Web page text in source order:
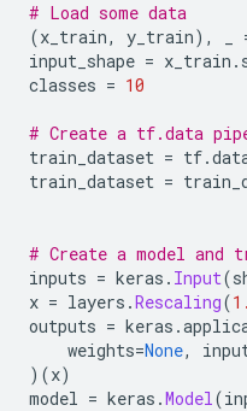
# Load some data
(x_train, y_train),
input_shape = x_train .
classes = 10
# Create a tf.data
train_dataset = tf.
train_dataset =
# Create a model and
inputs = keras . Input(
x = layers .Rescaling(
outputs = keras .
weights=None,
)(x)
model = keras .Model(